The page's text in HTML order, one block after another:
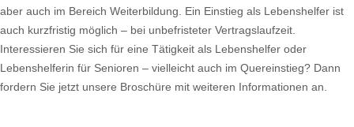
aber auch im Bereich Weiterbildung. Ein Einstieg als Lebenshelfer ist
auch kurzfristig möglich – bei unbefristeter Vertragslaufzeit.
Interessieren Sie sich für eine Tätigkeit als Lebenshelfer oder
Lebenshelferin für Senioren – vielleicht auch im Quereinstieg? Dann
fordern Sie jetzt unsere Broschüre mit weiteren Informationen an.